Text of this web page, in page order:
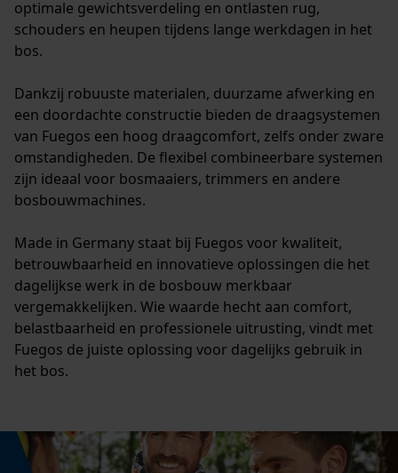
optimale gewichtsverdeling en ontlasten rug,
schouders en heupen tijdens lange werkdagen in het
bos.
Dankzij robuuste materialen, duurzame afwerking en
een doordachte constructie bieden de draagsystemen
van Fuegos een hoog draagcomfort, zelfs onder zware
omstandigheden. De flexibel combineerbare systemen
zijn ideaal voor bosmaaiers, trimmers en andere
bosbouwmachines.
Made in Germany staat bij Fuegos voor kwaliteit,
betrouwbaarheid en innovatieve oplossingen die het
dagelijkse werk in de bosbouw merkbaar
vergemakkelijken. Wie waarde hecht aan comfort,
belastbaarheid en professionele uitrusting, vindt met
Fuegos de juiste oplossing voor dagelijks gebruik in
het bos.
Fact-Finder Tracking
Prestatie en functionele
Cookies
Loop54 Personalization
Gepersonaliseerde homepage
Opgeslagen winkelwagen
Persoonlijke begroeting
Geo-IP en gebruikersdetectie
YouTube-video's
Google Maps